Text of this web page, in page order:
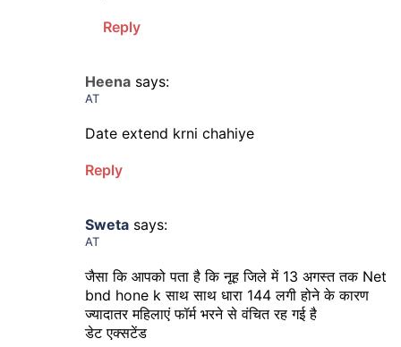
Reply
Heena says:
AT
Date extend krni chahiye
Reply
Sweta says:
AT
जैसा कि आपको पता है कि नूह जिले में 13 अगस्त तक Net
bnd hone k साथ साथ धारा 144 लगी होने के कारण
ज्यादातर महिलाएं फॉर्म भरने से वंचित रह गई है
डेट एक्सटेंड